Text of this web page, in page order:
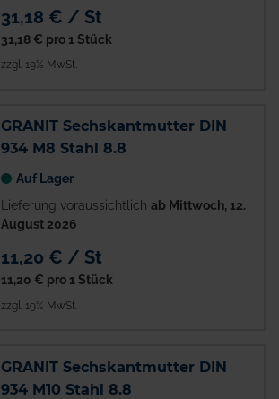
31,18 € / St
31,18 € pro 1 Stück
zzgl. 19% MwSt.
GRANIT Sechskantmutter DIN
934 M8 Stahl 8.8
Auf Lager
Lieferung voraussichtlich ab Mittwoch, 12.
August 2026
11,20 € / St
11,20 € pro 1 Stück
zzgl. 19% MwSt.
GRANIT Sechskantmutter DIN
934 M10 Stahl 8.8